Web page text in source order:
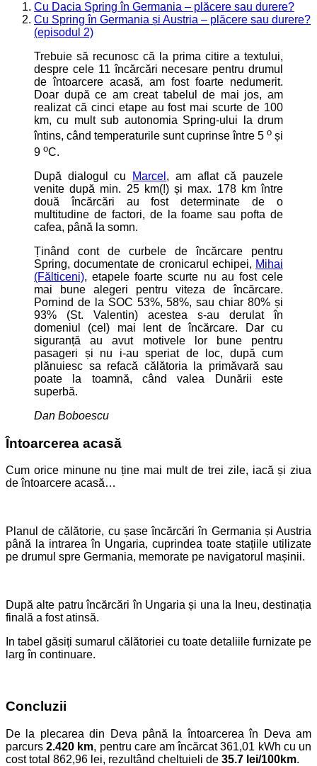
Cu Dacia Spring în Germania – plăcere sau durere?
Cu Spring în Germania și Austria – plăcere sau durere?
(episodul 2)
Trebuie să recunosc că la prima citire a textului,
despre cele 11 încărcări necesare pentru drumul
de întoarcere acasă, am fost foarte nedumerit.
Doar după ce am creat tabelul de mai jos, am
realizat că cinci etape au fost mai scurte de 100
km, cu mult sub autonomia Spring-ului la drum
întins, când temperaturile sunt cuprinse între 5 o și
9 oC.
După dialogul cu
Marcel , am aflat că pauzele
venite după min. 25 km(!) și max. 178 km între
două încărcări au fost determinate de o
multitudine de factori, de la foame sau pofta de
cafea, până la somn.
Ținând cont de curbele de încărcare pentru
Spring, documentate de cronicarul echipei, Mihai
(Fălticeni), etapele foarte scurte nu au fost cele
mai bune alegeri pentru viteza de încărcare.
Pornind de la SOC 53%, 58%, sau chiar 80% și
93% (St. Valentin) acestea s-au derulat în
domeniul (cel) mai lent de încărcare. Dar cu
siguranță au avut motivele lor bune pentru
pasageri și nu i-au speriat de loc, după cum
plănuiesc sa refacă călătoria la primăvară sau
poate la toamnă, când valea Dunării este
superbă.
Dan Boboescu
Întoarcerea acasă
Cum orice minune nu ține mai mult de trei zile, iacă și ziua
de întoarcere acasă…
Planul de călătorie, cu șase încărcări în Germania și Austria
până la intrarea în Ungaria, cuprindea toate stațiile utilizate
pe drumul spre Germania, memorate pe navigatorul mașinii.
După alte patru încărcări în Ungaria și una la Ineu, destinația
finală a fost atinsă.
In tabel găsiți sumarul călătoriei cu toate detaliile furnizate pe
larg în continuare.
Concluzii
De la plecarea din Deva până la întoarcerea în Deva am
parcurs2.420 km, pentru care am încărcat 361,01 kWh cu un
cost total 862,96 lei, rezultând cheltuieli de 35.7 lei/100km.